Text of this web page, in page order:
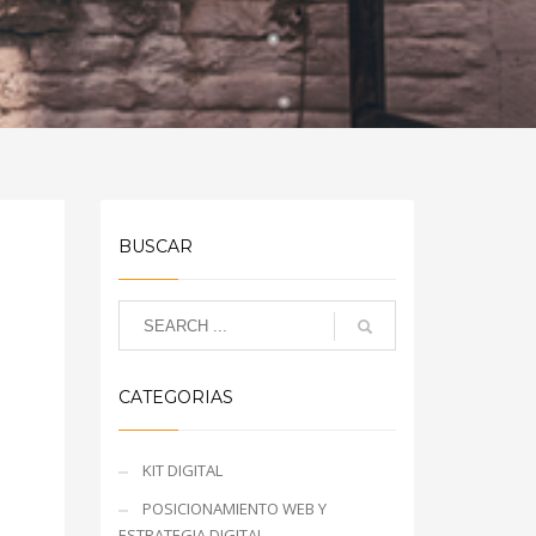
BUSCAR
CATEGORIAS
KIT DIGITAL
POSICIONAMIENTO WEB Y